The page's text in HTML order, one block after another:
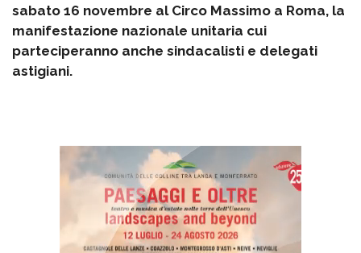
sabato 16 novembre al Circo Massimo a Roma, la
manifestazione nazionale unitaria cui
parteciperanno anche sindacalisti e delegati
astigiani.